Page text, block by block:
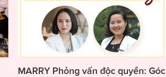
MARRY Phỏng vấn độc quyền: Góc